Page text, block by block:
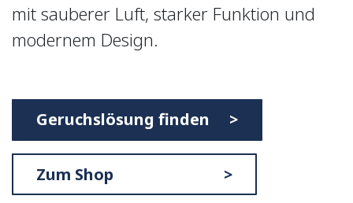
mit sauberer Luft, starker Funktion und
modernem Design.
Geruchslösung finden >
Zum Shop >